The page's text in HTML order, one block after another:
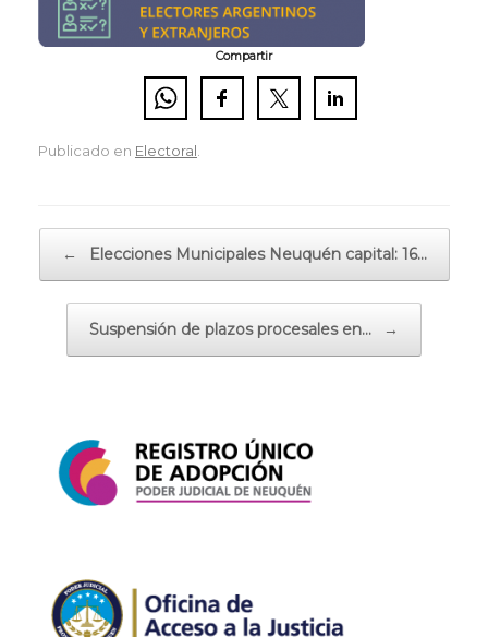
Compartir
Publicado en Electoral
← Elecciones Municipales Neuquén capital: 16…
Suspensión de plazos procesales en… →